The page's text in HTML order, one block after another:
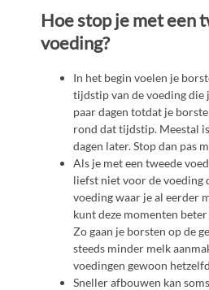
Hoe stop je met een
voeding?
In het begin voelen je
tijdstip van de voeding die
paar dagen totdat je
rond dat tijdstip. Meestal
dagen later. Stop dan pas
Als je met een tweede
liefst niet voor de voeding
voeding waar je al eerder
kunt deze momenten
Zo gaan je borsten op de
steeds minder melk
voedingen gewoon
Sneller afbouwen kan